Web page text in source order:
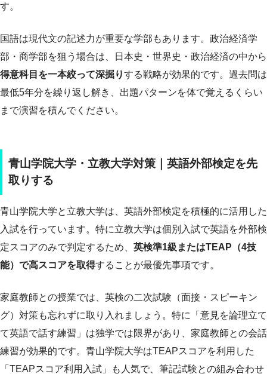
す。
国語は現代文の記述力が重要な学部もあります。政治経済学
部・商学部を狙う場合は、日本史・世界史・政治経済の中から
得意科目を一本絞って深掘りする戦略が効果的です。過去問は
最低5年分を繰り返し解き、出題パターンを体で覚えるくらい
まで演習を積んでください。
青山学院大学・立教大学対策｜英語外部検定を先
取りする
青山学院大学と立教大学は、英語外部検定を積極的に活用した
入試を行っています。特に立教大学は個別入試で英語を外部検
定スコアのみで判定するため、 英検準1級またはTEAP（4技
能）で高スコアを取得することが最優先事項です。
家庭教師との授業では、英検の二次試験（面接・スピーキン
グ）対策も忘れずに取り入れましょう。特に「意見を論理立て
て英語で話す練習」は独学では限界があり、家庭教師との会話
練習が効果的です。青山学院大学はTEAPスコアを利用した
「TEAPスコア利用入試」も人気で、筆記試験との組み合わせ